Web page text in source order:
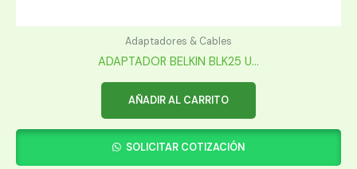
Adaptadores & Cables
ADAPTADOR BELKIN BLK25 U...
AÑADIR AL CARRITO
SOLICITAR COTIZACIÓN